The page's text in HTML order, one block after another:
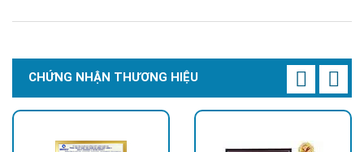
CHỨNG NHẬN THƯƠNG HIỆU